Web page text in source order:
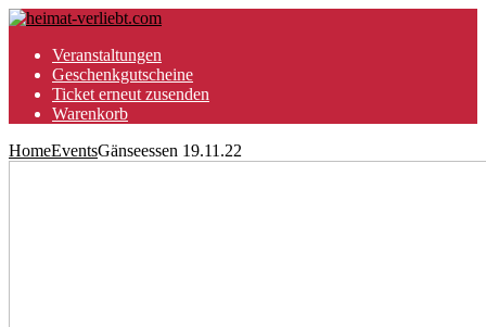
Veranstaltungen
Geschenkgutscheine
Ticket erneut zusenden
Warenkorb
HomeEventsGänseessen 19.11.22